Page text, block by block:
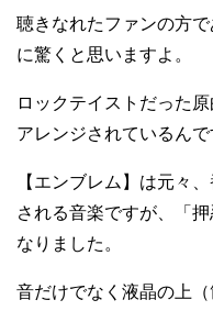
聴きなれたファンの方
に驚くと思いますよ。
ロックテイストだった
アレンジされているんで
【エンブレム】は元々
される音楽ですが、「
なりました。
音だけでなく液晶の上